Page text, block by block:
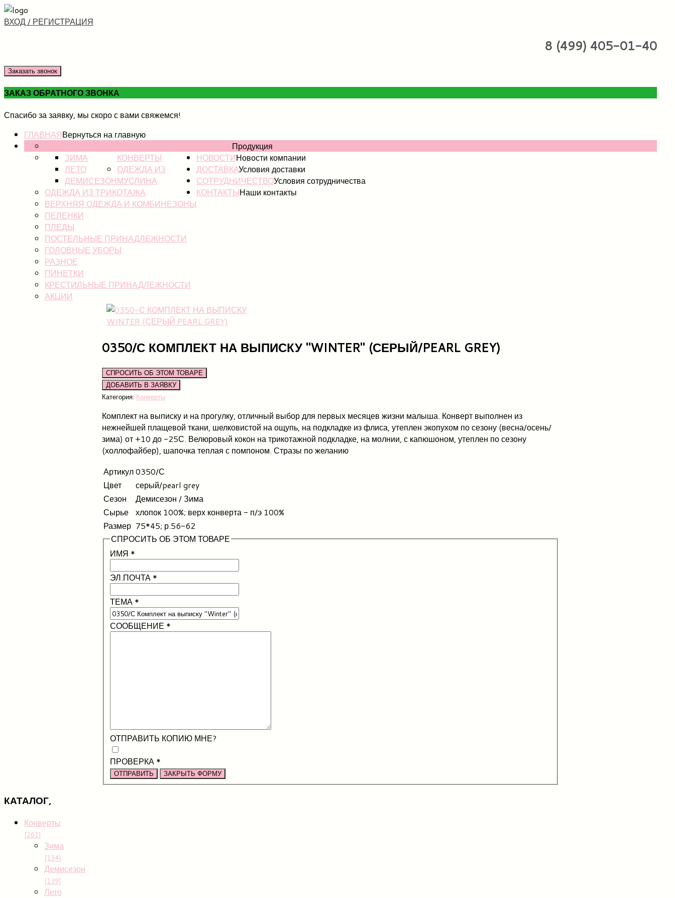
ВХОД / РЕГИСТРАЦИЯ
8 (499) 405-01-40
Заказать звонок
ЗАКАЗ ОБРАТНОГО ЗВОНКА
Спасибо за заявку, мы скоро с вами свяжемся!
ГЛАВНАЯВернуться на главную
Продукция
КОНВЕРТЫ
ЗИМА
ЛЕТО
ДЕМИСЕЗОН
ОДЕЖДА ИЗ
МУСЛИНА
ОДЕЖДА ИЗ ТРИКОТАЖА
ВЕРХНЯЯ ОДЕЖДА И КОМБИНЕЗОНЫ
ПЕЛЕНКИ
ПЛЕДЫ
ПОСТЕЛЬНЫЕ ПРИНАДЛЕЖНОСТИ
ГОЛОВНЫЕ УБОРЫ
РАЗНОЕ
ПИНЕТКИ
КРЕСТИЛЬНЫЕ ПРИНАДЛЕЖНОСТИ
АКЦИИ
НОВОСТИНовости компании
ДОСТАВКАУсловия доставки
СОТРУДНИЧЕСТВОУсловия сотрудничества
КОНТАКТЫНаши контакты
0350/С КОМПЛЕКТ НА ВЫПИСКУ "WINTER" (СЕРЫЙ/PEARL GREY)
СПРОСИТЬ ОБ ЭТОМ ТОВАРЕ
Категория: Конверты
Комплект на выписку и на прогулку, отличный выбор для первых месяцев жизни малыша. Конверт выполнен из
нежнейшей плащевой ткани, шелковистой на ощупь, на подкладке из флиса, утеплен экопухом по сезону (весна/осень/
зима) от +10 до -25С. Велюровый кокон на трикотажной подкладке, на молнии, с капюшоном, утеплен по сезону
(холлофайбер), шапочка теплая с помпоном. Стразы по желанию
Артикул0350/С
Цвет
серый/pearl grey
Сезон
Демисезон / Зима
Сырье
хлопок 100%; верх конверта - п/э 100%
Размер 75*45; р.56-62
СПРОСИТЬ ОБ ЭТОМ ТОВАРЕ
ИМЯ *
ЭЛ.ПОЧТА *
ТЕМА *
СООБЩЕНИЕ *
ОТПРАВИТЬ КОПИЮ МНЕ?
ПРОВЕРКА *
ОТПРАВИТЬ ЗАКРЫТЬ ФОРМУ
КАТАЛОГ,
Конверты
[261]
Зима
[134]
Демисезон
[139]
Лето